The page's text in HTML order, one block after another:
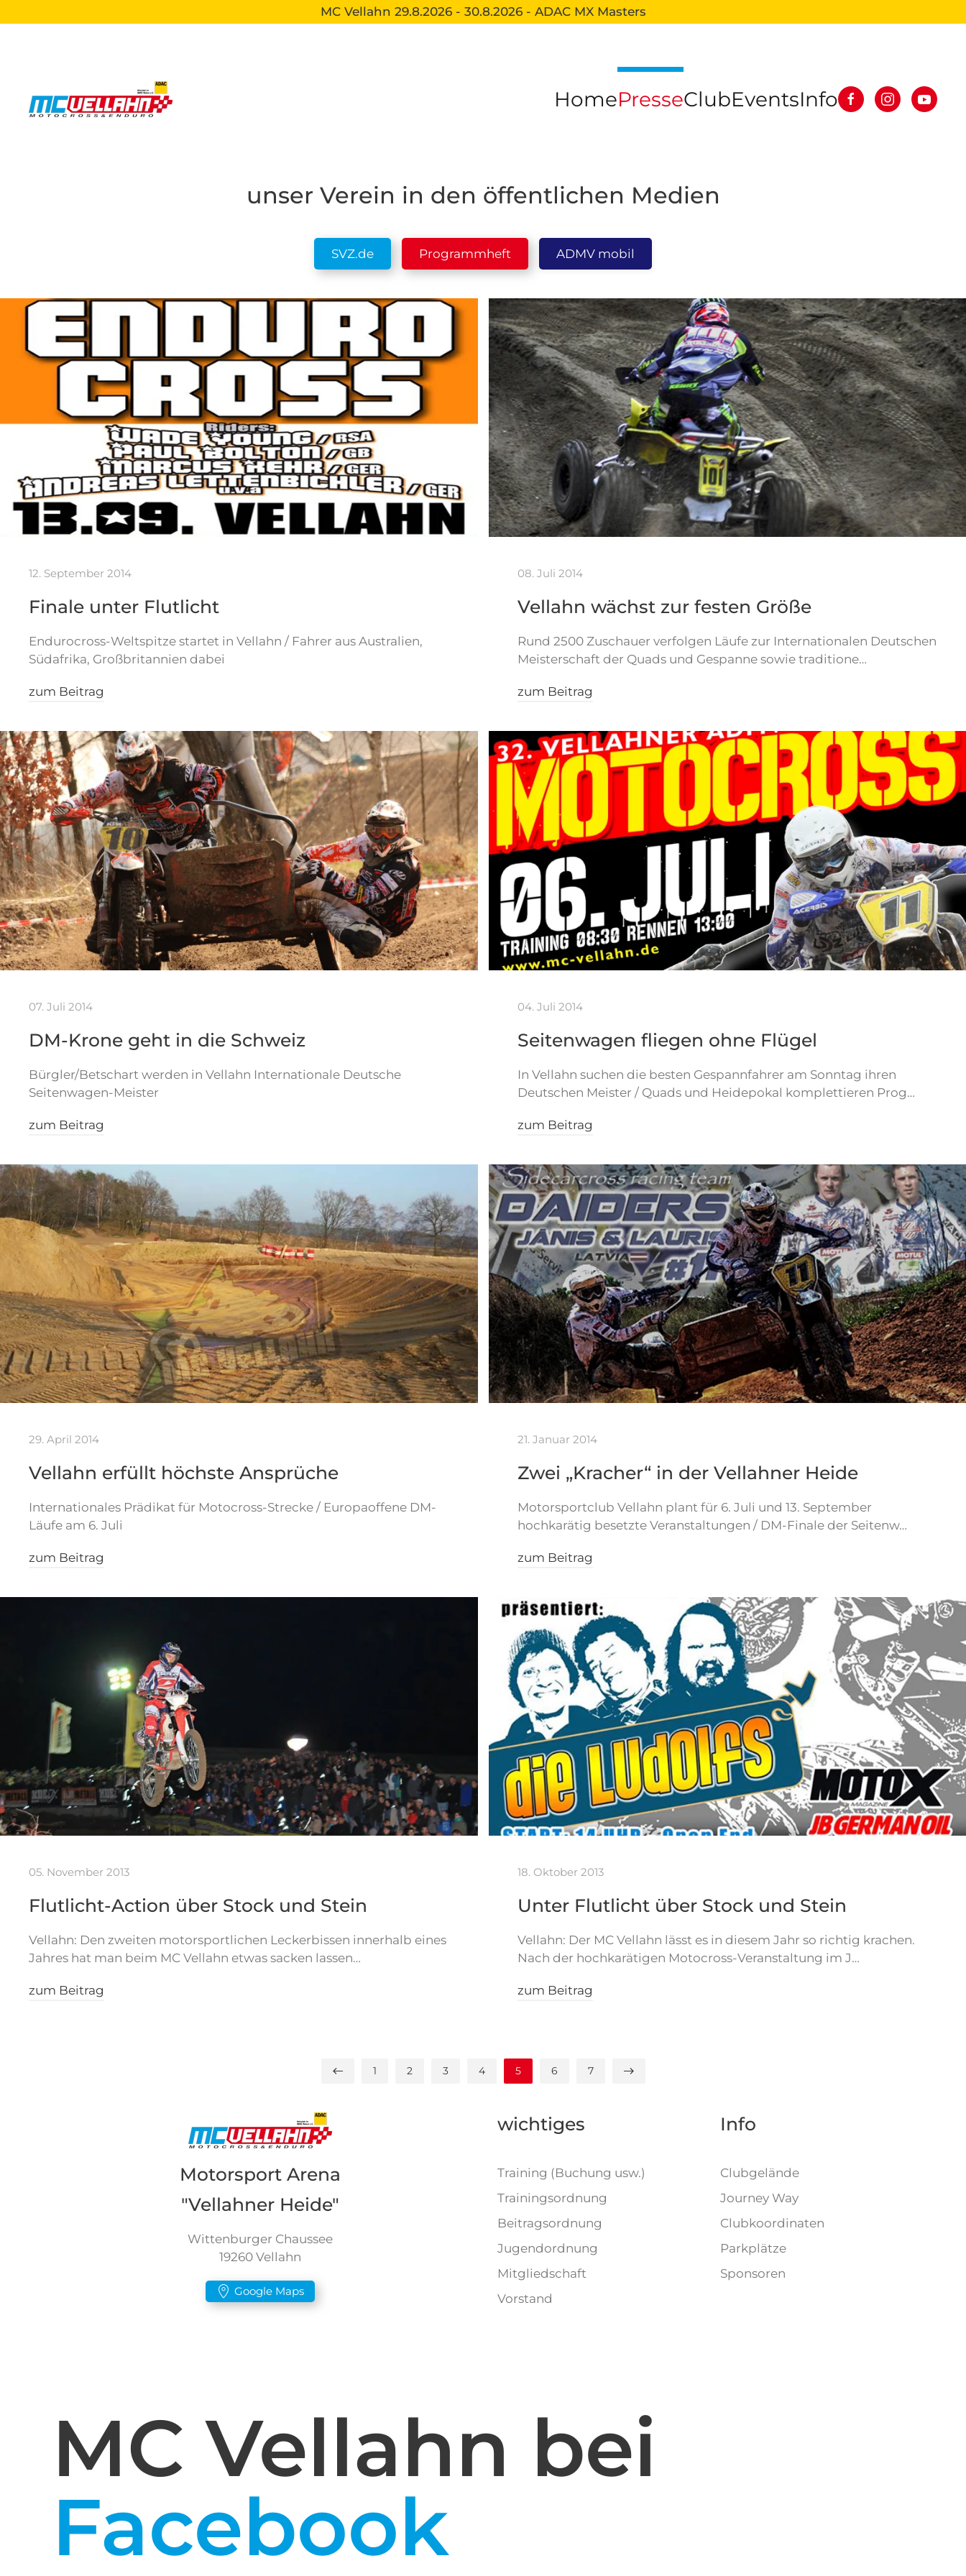
MC Vellahn 29.8.2026 - 30.8.2026 - ADAC MX Masters
HomePresseClubEventsInfo
unser Verein in den öffentlichen Medien
SVZ.de Programmheft ADMV mobil
12. September 2014
Finale unter Flutlicht
Endurocross-Weltspitze startet in Vellahn / Fahrer aus Australien,
Südafrika, Großbritannien dabei
zum Beitrag
08. Juli 2014
Vellahn wächst zur festen Größe
Rund 2500 Zuschauer verfolgen Läufe zur Internationalen Deutschen
Meisterschaft der Quads und Gespanne sowie traditione…
zum Beitrag
07. Juli 2014
DM-Krone geht in die Schweiz
Bürgler/Betschart werden in Vellahn Internationale Deutsche
Seitenwagen-Meister
zum Beitrag
04. Juli 2014
Seitenwagen fliegen ohne Flügel
In Vellahn suchen die besten Gespannfahrer am Sonntag ihren
Deutschen Meister / Quads und Heidepokal komplettieren Prog…
zum Beitrag
29. April 2014
Vellahn erfüllt höchste Ansprüche
Internationales Prädikat für Motocross-Strecke / Europaoffene DM-
Läufe am 6. Juli
zum Beitrag
21. Januar 2014
Zwei „Kracher“ in der Vellahner Heide
Motorsportclub Vellahn plant für 6. Juli und 13. September
hochkarätig besetzte Veranstaltungen / DM-Finale der Seitenw…
zum Beitrag
05. November 2013
Flutlicht-Action über Stock und Stein
Vellahn: Den zweiten motorsportlichen Leckerbissen innerhalb eines
Jahres hat man beim MC Vellahn etwas sacken lassen…
zum Beitrag
18. Oktober 2013
Unter Flutlicht über Stock und Stein
Vellahn: Der MC Vellahn lässt es in diesem Jahr so richtig krachen.
Nach der hochkarätigen Motocross-Veranstaltung im J…
zum Beitrag
1 2 3 4 5 6 7
Motorsport Arena
"Vellahner Heide"
Wittenburger Chaussee
19260 Vellahn
Google Maps
wichtiges
Training (Buchung usw.)
Trainingsordnung
Beitragsordnung
Jugendordnung
Mitgliedschaft
Vorstand
Info
Clubgelände
Journey Way
Clubkoordinaten
Parkplätze
Sponsoren
MC Vellahn bei
Facebook